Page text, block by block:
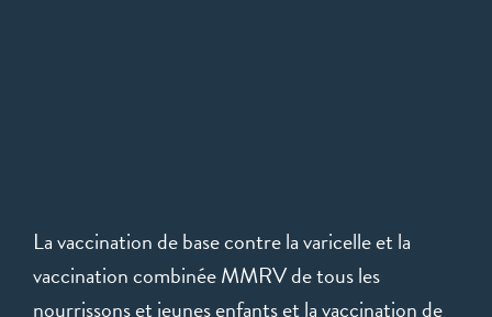
La vaccination de base contre la varicelle et la
vaccination combinée MMRV de tous les
nourrissons et jeunes enfants et la vaccination de